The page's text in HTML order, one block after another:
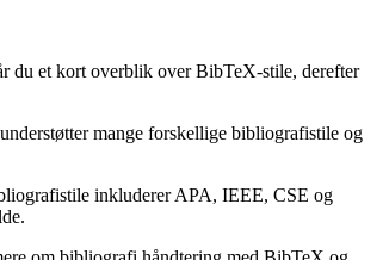
du et kort overblik over BibTeX-stile, derefter
mange forskellige bibliografistile og
inkluderer APA, IEEE, CSE og